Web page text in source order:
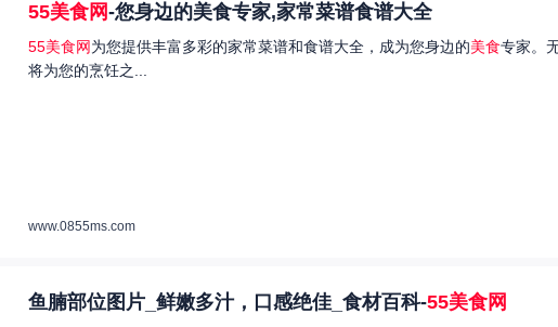
55美食网-您身边的美食专家,家常菜谱食谱大全
55美食网为您提供丰富多彩的家常菜谱和食谱大全，成为您身边的美食专家。
将为您的烹饪之...
www.0855ms.com
鱼腩部位图片_鲜嫩多汁，口感绝佳_食材百科-55美食网